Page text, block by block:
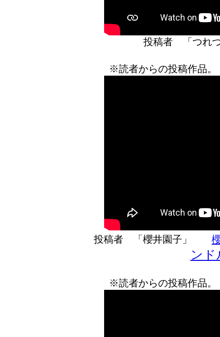
投稿者 「つ
※読者からの投稿作品
投稿者 「櫻井園子」
ンド
※読者からの投稿作品